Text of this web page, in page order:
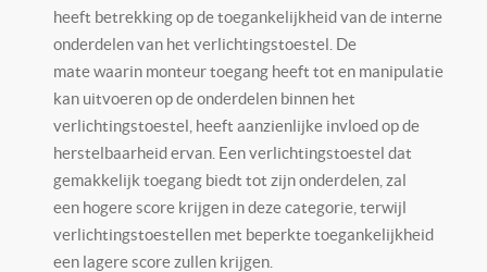
heeft betrekking op de toegankelijkheid van de interne
onderdelen van het verlichtingstoestel. De
mate waarin monteur toegang heeft tot en manipulatie
kan uitvoeren op de onderdelen binnen het
verlichtingstoestel, heeft aanzienlijke invloed op de
herstelbaarheid ervan. Een verlichtingstoestel dat
gemakkelijk toegang biedt tot zijn onderdelen, zal
een hogere score krijgen in deze categorie, terwijl
verlichtingstoestellen met beperkte toegankelijkheid
een lagere score zullen krijgen.